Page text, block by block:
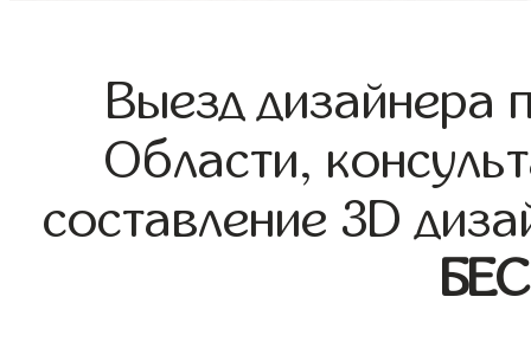
Выезд дизайнера
Области,
составление 3D